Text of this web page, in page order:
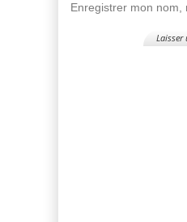
Enregistrer mon